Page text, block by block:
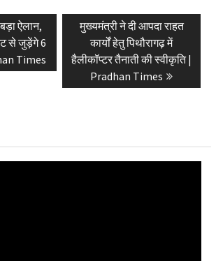
ऐलान,
से जुड़ेंगे 6
Times
Next
post:
मुख्यमंत्री ने दी आपदा राहत
कार्यों हेतु पिथौरागढ़ में
हैलीकॉप्टर तैनाती की स्वीकृति |
Pradhan Times